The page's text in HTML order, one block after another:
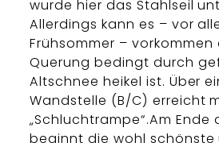
wurde hier das Stahlseil
Allerdings kann es – vor
Frühsommer – vorkommen
Querung bedingt durch
Altschnee heikel ist. Über
Wandstelle (B/C) erreicht
„Schluchtrampe“.Am Ende
beginnt die wohl schönste